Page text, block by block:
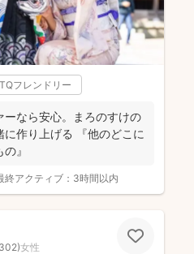
フレンドリー
ーなら安心。まろのすけの
作り上げる 『他のどこに
』
終アクティブ： 3時間以内
302)女性